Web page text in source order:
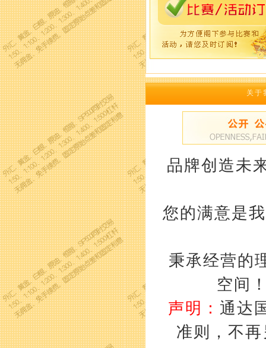
关于
品牌创造未
您的满意是
秉承经营的
空间
声明： 通达
准则，不